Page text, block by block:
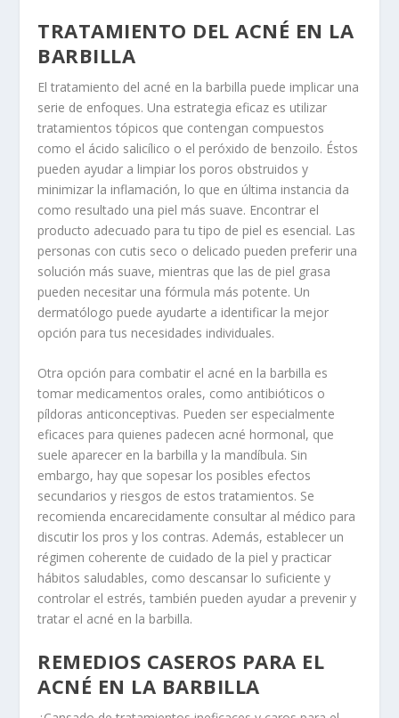
TRATAMIENTO DEL ACNÉ EN LA
BARBILLA
El tratamiento del acné en la barbilla puede implicar una
serie de enfoques. Una estrategia eficaz es utilizar
tratamientos tópicos que contengan compuestos
como el ácido salicílico o el peróxido de benzoilo. Éstos
pueden ayudar a limpiar los poros obstruidos y
minimizar la inflamación, lo que en última instancia da
como resultado una piel más suave. Encontrar el
producto adecuado para tutipo de piel es esencial. Las
personas con cutis seco o delicado pueden preferir una
solución más suave, mientras que las de piel grasa
pueden necesitar una fórmula más potente. Un
dermatólogo puede ayudarte a identificar la mejor
opción para tus necesidades individuales.
Otra opción para combatir el acné en la barbilla es
tomar medicamentos orales, como antibióticos o
píldoras anticonceptivas. Pueden ser especialmente
eficaces para quienes padecen acné hormonal, que
suele aparecer en la barbilla y la mandíbula. Sin
embargo, hay que sopesar los posibles efectos
secundarios y riesgos de estos tratamientos. Se
recomienda encarecidamente consultar al médico para
discutir los pros y los contras. Además, establecer un
régimen coherente de cuidado de la piel y practicar
hábitos saludables, como descansar lo suficiente y
controlar el estrés, también pueden ayudar a prevenir y
tratar el acné en la barbilla.
REMEDIOS CASEROS PARA EL
ACNÉ EN LA BARBILLA